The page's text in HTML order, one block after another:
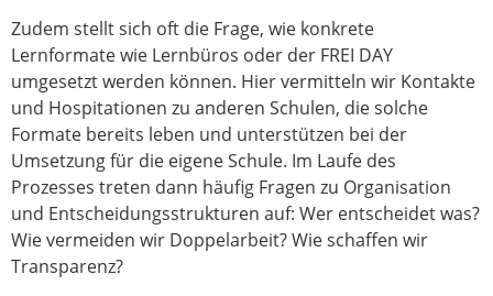
Zudem stellt sich oft die Frage, wie konkrete
Lernformate wie Lernbüros oder der FREI DAY
umgesetzt werden können. Hier vermitteln wir Kontakte
und Hospitationen zu anderen Schulen, die solche
Formate bereits leben und unterstützen bei der
Umsetzung für die eigene Schule. Im Laufe des
Prozesses treten dann häufig Fragen zu Organisation
und Entscheidungsstrukturen auf: Wer entscheidet was?
Wie vermeiden wir Doppelarbeit? Wie schaffen wir
Transparenz?